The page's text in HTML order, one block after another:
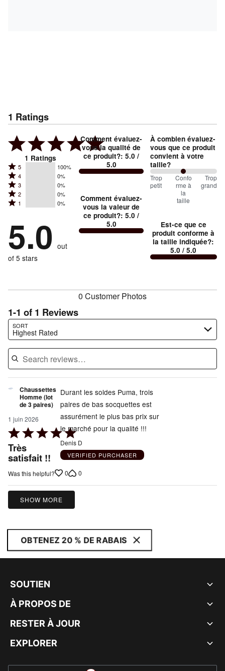
1 Ratings
1 Ratings
Rated
5
stars
by
of
reviewers
5 100%
Rated
4
stars
by
of
reviewers
4 0%
Rated
3
stars
0%
of
reviewers
3 0%
Rated
2
by
0%
of
reviewers
2 0%
Rated
stars
by
0%
of
1 0%
5.0 out
of 5 stars
Comment évaluez-
vous la qualité de
ce produit?:5.0 /
5.0
Comment évaluez-
vous la valeur de
ce produit?:5.0 /
5.0
À combien évaluez-
vous que ce produit
convient à votre
taille?
100
between
and
Conforme
à
Trop
petit
Confo
rme à
la
taille
Trop
grand
Est-ce que ce
produit conforme à
la taille indiquée?:
5.0 / 5.0
0 Customer Photos
1-1 of 1 Reviews
SORT
Highest Rated
Search reviews…
Chaussettes
Homme (lot
de 3 paires)
1 juin 2026
Rated
5
out
Très
satisfait !!
Durant les soldes Puma, trois
paires de bas socquettes est
assurément le plus bas prix sur
le marché pour la qualité !!!
Denis D
VERIFIED PURCHASER
Was this helpful? 0 0
SHOW MORE
OBTENEZ 20 % DE RABAIS
SOUTIEN
À PROPOS DE
RESTER À JOUR
EXPLORER